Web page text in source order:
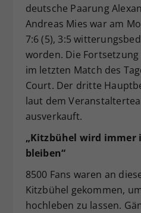
deutsche Paarung
Andreas Mies war am
7:6 (5), 3:5
worden. Die
im letzten Match des
Court. Der dritte
laut dem
ausverkauft.
„Kitzbühel wird immer
bleiben“
8500 Fans waren an
Kitzbühel gekommen,
hochleben zu lassen.